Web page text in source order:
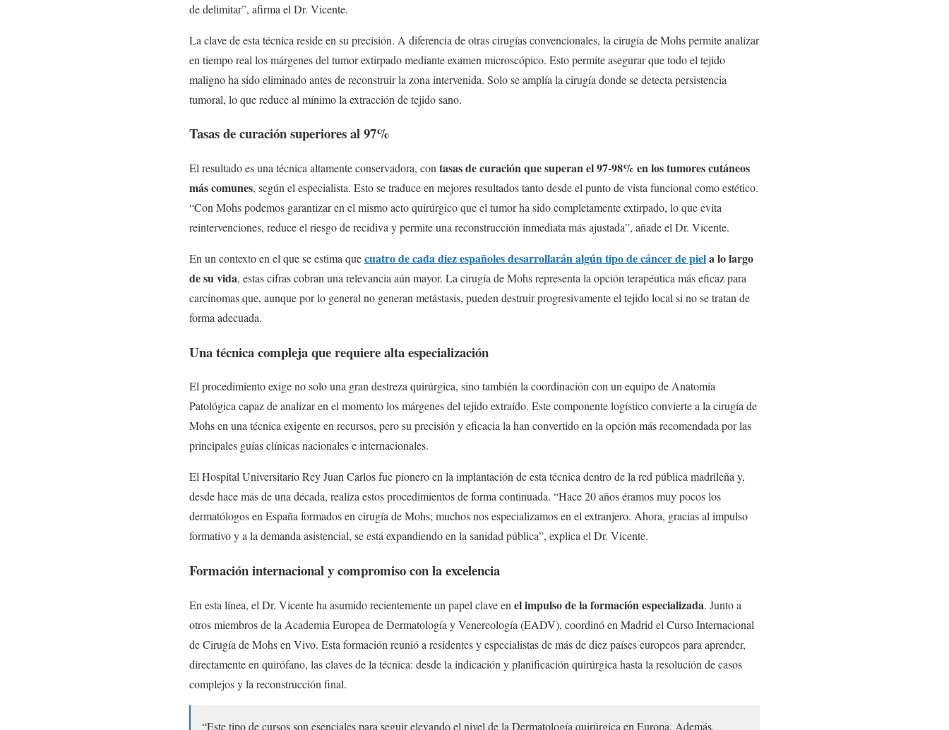
de delimitar”, afirma el Dr. Vicente.
La clave de esta técnica reside en su precisión. A diferencia de otras cirugías convencionales, la cirugía de Mohs permite analizar
en tiempo real los márgenes del tumor extirpado mediante examen microscópico. Esto permite asegurar que todo el tejido
maligno ha sido eliminado antes de reconstruir la zona intervenida. Solo se amplía la cirugía donde se detecta persistencia
tumoral, lo que reduce al mínimo la extracción de tejido sano.
Tasas de curación superiores al 97%
El resultado es una técnica altamente conservadora, con tasas de curación que superan el 97-98% en los tumores cutáneos
más comunes, según el especialista. Esto se traduce en mejores resultados tanto desde el punto de vista funcional como estético.
“Con Mohs podemos garantizar en el mismo acto quirúrgico que el tumor ha sido completamente extirpado, lo que evita
reintervenciones, reduce el riesgo de recidiva y permite una reconstrucción inmediata más ajustada”, añade el Dr. Vicente.
En un contexto en el que se estima quecuatro de cada diez españoles desarrollarán algún tipo de cáncer de piela lo largo
de su vida, estas cifras cobran una relevancia aún mayor. La cirugía de Mohs representa la opción terapéutica más eficaz para
carcinomas que, aunque por lo general no generan metástasis, pueden destruir progresivamente el tejido local si no se tratan de
forma adecuada.
Una técnica compleja que requiere alta especialización
El procedimiento exige no solo una gran destreza quirúrgica, sino también la coordinación con un equipo de Anatomía
Patológica capaz de analizar en el momento los márgenes del tejido extraído. Este componente logístico convierte a la cirugía de
Mohs en una técnica exigente en recursos, pero su precisión y eficacia la han convertido en la opción más recomendada por las
principales guías clínicas nacionales e internacionales.
El Hospital Universitario Rey Juan Carlos fue pionero en la implantación de esta técnica dentro de la red pública madrileña y,
desde hace más de una década, realiza estos procedimientos de forma continuada. “Hace 20 años éramos muy pocos los
dermatólogos en España formados en cirugía de Mohs; muchos nos especializamos en el extranjero. Ahora, gracias al impulso
formativo y a la demanda asistencial, se está expandiendo en la sanidad pública”, explica el Dr. Vicente.
Formación internacional y compromiso con la excelencia
En esta línea, el Dr. Vicente ha asumido recientemente un papel clave en el impulso de la formación especializada. Junto a
otros miembros de la Academia Europea de Dermatología y Venereología (EADV), coordinó en Madrid el Curso Internacional
de Cirugía de Mohs en Vivo. Esta formación reunió a residentes y especialistas de más de diez países europeos para aprender,
directamente en quirófano, las claves de la técnica: desde la indicación y planificación quirúrgica hasta la resolución de casos
complejos y la reconstrucción final.
“Este tipo de cursos son esenciales para seguir elevando el nivel de la Dermatología quirúrgica en Europa. Además,